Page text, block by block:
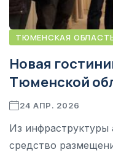
ТЮМЕНСКАЯ
Новая
Тюменской
24 АПР. 2026
Из инфраструктуры
средство